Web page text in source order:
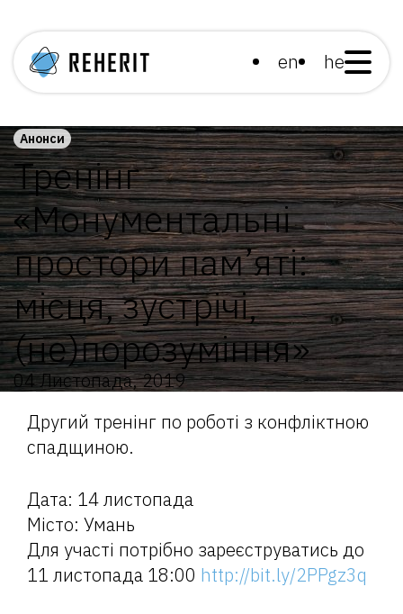
en he
Анонси
Тренінг
«Монументальні
простори пам’яті:
місця, зустрічі,
(не)порозуміння»
04 Листопада, 2019
Другий тренінг по роботі з конфліктною
спадщиною.
Дата: 14 листопада
Місто: Умань
Для участі потрібно зареєструватись до
11 листопада 18:00 http://bit.ly/2PPgz3q